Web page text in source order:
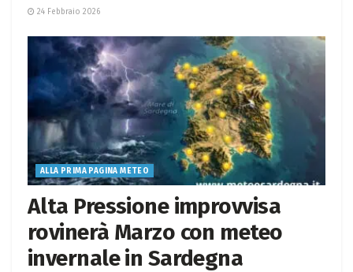
24 Febbraio 2026
ALLA PRIMA PAGINA METEO
Alta Pressione improvvisa
rovinerà Marzo con meteo
invernale in Sardegna